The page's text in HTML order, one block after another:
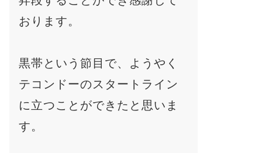
おります。
黒帯という節目で、ようやく
テコンドーのスタートライン
に立つことができたと思いま
す。